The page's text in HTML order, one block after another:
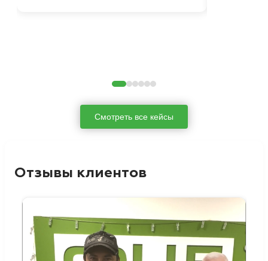
Смотреть все кейсы
Отзывы клиентов